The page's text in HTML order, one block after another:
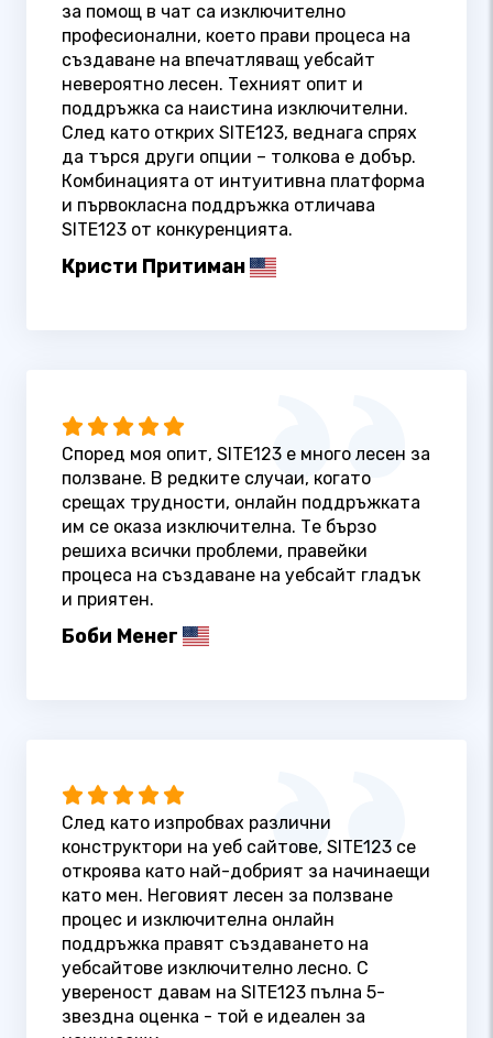
за помощ в чат са изключително
професионални, което прави процеса на
създаване на впечатляващ уебсайт
невероятно лесен. Техният опит и
поддръжка са наистина изключителни.
След като открих SITE123, веднага спрях
да търся други опции – толкова е добър.
Комбинацията от интуитивна платформа
и първокласна поддръжка отличава
SITE123 от конкуренцията.
Кристи Притиман
Според моя опит, SITE123 е много лесен за
ползване. В редките случаи, когато
срещах трудности, онлайн поддръжката
им се оказа изключителна. Те бързо
решиха всички проблеми, правейки
процеса на създаване на уебсайт гладък
и приятен.
Боби Менег
След като изпробвах различни
конструктори на уеб сайтове, SITE123 се
откроява като най-добрият за начинаещи
като мен. Неговият лесен за ползване
процес и изключителна онлайн
поддръжка правят създаването на
уебсайтове изключително лесно. С
увереност давам на SITE123 пълна 5-
звездна оценка - той е идеален за